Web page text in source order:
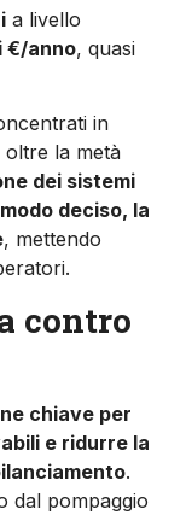
a livello
€/anno, quasi
in
oltre la metà
dei sistemi
deciso, la
, mettendo
contro
chiave per
e ridurre la
.
dal pompaggio